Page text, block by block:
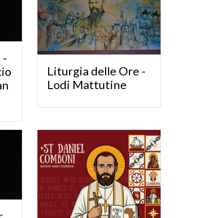
Liturgia delle Ore -
Lodi Mattutine